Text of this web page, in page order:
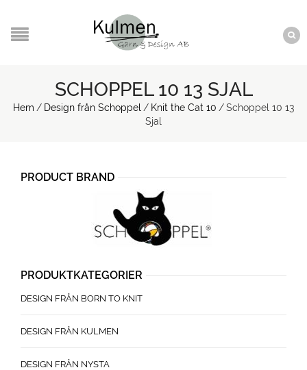
SCHOPPEL 10 13 SJAL
Hem / Design från Schoppel / Knit the Cat 10 /Schoppel 10 13
Sjal
PRODUCT BRAND
PRODUKTKATEGORIER
DESIGN FRÅN BORN TO KNIT
DESIGN FRÅN KULMEN
DESIGN FRÅN NYSTA